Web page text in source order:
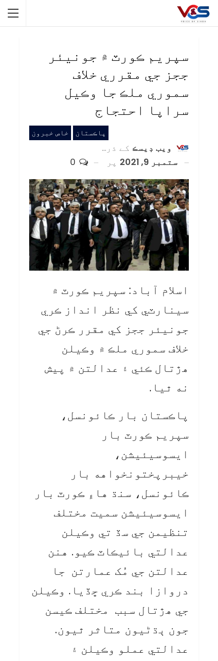
سپريم ڪورٽ ۾ جونيئر
ججز جي مقرري خلاف
سموري ملڪ جا وڪيل
سراپا احتجاج
پاڪستان خاص خبرون
ويب ڊيسڪ کے ذریعہ
ستمبر 9, 2021
پر
اسلام آباد: سپريم ڪورٽ ۾
سينارٽي کي نظر انداز ڪري
جونيئر ججز کي مقرر ڪرڻ جي
خلاف سموري ملڪ ۾ وڪيلن
هڙتال ڪئي ۽ عدالتن ۾ پيش
نه ٿيا.
پاڪستان بار ڪائونسل،
سپريم ڪورٽ بار
ايسوسيئيشن،
خيبرپختونخواهه بار
ڪائونسل، سنڌ هاءِ ڪورٽ بار
ايسوسيئيشن سميت مختلف
تنظيمن جي سڏ تي وڪيلن
عدالتي بائيڪاٽ ڪيو. هنن
عدالتن جي مُک عمارتن جا
دروازا بند ڪري ڇڏيا. وڪيلن
جي هڙتال سبب مختلف ڪيسن
جون ٻڌڻيون متاثر ٿيون.
عدالتي عملو وڪيلن ۽